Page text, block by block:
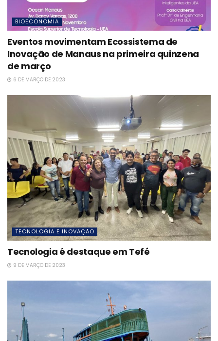
BIOECONOMIA
Eventos movimentam Ecossistema de
Inovação de Manaus na primeira quinzena
de março
6 DE MARÇO DE 2023
TECNOLOGIA E INOVAÇÃO
Tecnologia é destaque em Tefé
9 DE MARÇO DE 2023